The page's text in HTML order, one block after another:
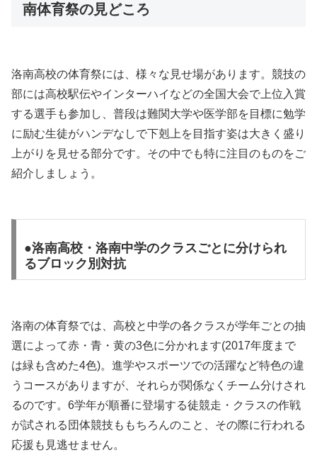
南体育祭の見どころ
洛南高校の体育祭には、様々な見せ場があります。競技の
部には高校駅伝やインターハイなどの全国大会で上位入賞
する選手も参加し、普段は難関大学や医学部を目標に勉学
に励む生徒がハンデなしで下剋上を目指す姿は大きく盛り
上がりを見せる部分です。その中でも特に注目のものをご
紹介しましょう。
●洛南高校・洛南中学のクラスごとに分けられ
るブロック別対抗
洛南の体育祭では、高校と中学の各クラスが学年ごとの抽
選によって赤・青・黄の3色に分かれます(2017年度まで
は緑も含めた4色)。進学やスポーツでの活躍など特色の違
うコースがありますが、それらが関係なくチーム分けされ
るのです。6学年が順番に登場する徒競走・クラスの作戦
が試される団体競技ももちろんのこと、その際に行われる
応援も見逃せません。